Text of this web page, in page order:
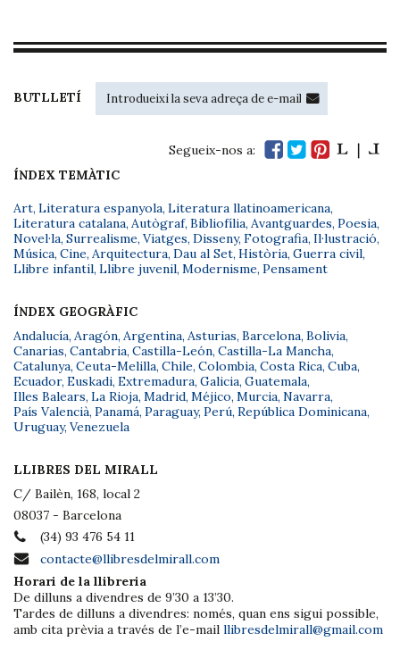
BUTLLETÍ
Segueix-nos a:
ÍNDEX TEMÀTIC
Art, Literatura espanyola, Literatura llatinoamericana,
Literatura catalana, Autògraf, Bibliofília, Avantguardes, Poesia,
Novel·la, Surrealisme, Viatges, Disseny, Fotografia, Il·lustració,
Música, Cine, Arquitectura, Dau al Set, Història, Guerra civil,
Llibre infantil, Llibre juvenil, Modernisme, Pensament
ÍNDEX GEOGRÀFIC
Andalucía, Aragón, Argentina, Asturias, Barcelona, Bolivia,
Canarias, Cantabria, Castilla-León, Castilla-La Mancha,
Catalunya, Ceuta-Melilla, Chile, Colombia, Costa Rica, Cuba,
Ecuador, Euskadi, Extremadura, Galicia, Guatemala,
Illes Balears, La Rioja, Madrid, Méjico, Murcia, Navarra,
País Valencià, Panamá, Paraguay, Perú, República Dominicana,
Uruguay, Venezuela
LLIBRES DEL MIRALL
C/ Bailèn, 168, local 2
08037 - Barcelona
(34) 93 476 54 11
contacte@llibresdelmirall.com
Horari de la llibreria
De dilluns a divendres de 9’30 a 13’30.
Tardes de dilluns a divendres: només, quan ens sigui possible,
amb cita prèvia a través de l’e-mail llibresdelmirall@gmail.com